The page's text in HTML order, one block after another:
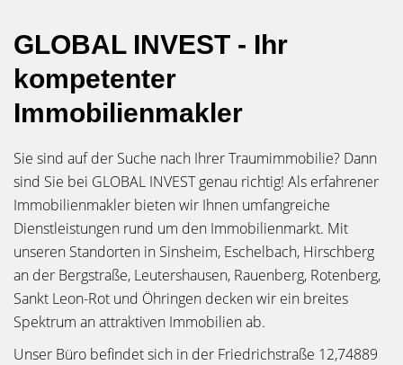
GLOBAL INVEST - Ihr
kompetenter
Immobilienmakler
Sie sind auf der Suche nach Ihrer Traumimmobilie? Dann
sind Sie bei GLOBAL INVEST genau richtig! Als erfahrener
Immobilienmakler bieten wir Ihnen umfangreiche
Dienstleistungen rund um den Immobilienmarkt. Mit
unseren Standorten in Sinsheim, Eschelbach, Hirschberg
an der Bergstraße, Leutershausen, Rauenberg, Rotenberg,
Sankt Leon-Rot und Öhringen decken wir ein breites
Spektrum an attraktiven Immobilien ab.
Unser Büro befindet sich in der Friedrichstraße 12,74889